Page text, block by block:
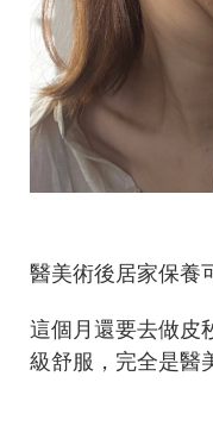
醫美術後居家保養
這個月還要去做皮
級舒服，完全是醫